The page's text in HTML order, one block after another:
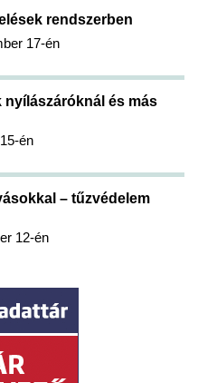
rendszerben
17-én
nyílászáróknál és más
én
– tűzvédelem
12-én